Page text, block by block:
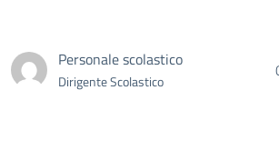
Personale scolastico
Dirigente Scolastico